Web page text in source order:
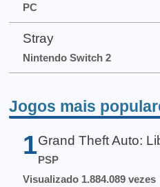
PC
Stray
Nintendo Switch 2
Jogos mais
1 Grand Theft Auto:
PSP
Visualizado 1.884.089 vezes